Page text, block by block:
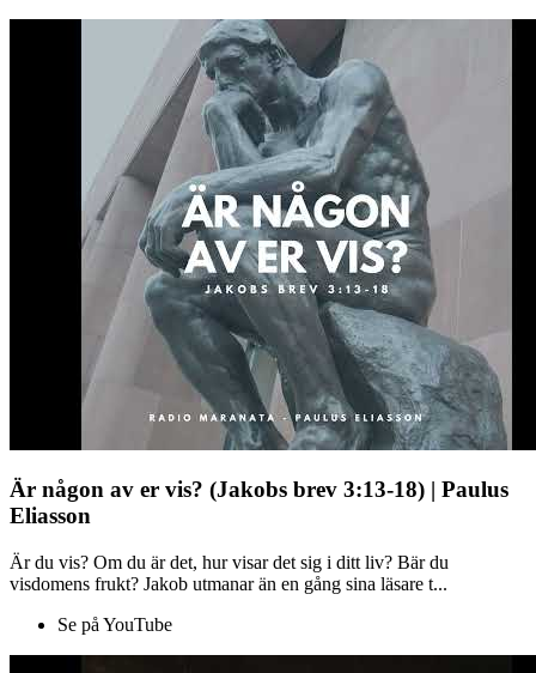
Är någon av er vis? (Jakobs brev 3:13-18) | Paulus
Eliasson
Är du vis? Om du är det, hur visar det sig i ditt liv? Bär du
visdomens frukt? Jakob utmanar än en gång sina läsare t...
Se på YouTube